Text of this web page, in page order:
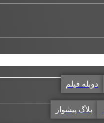
دوبله فیلم
بلاگ پیشواز